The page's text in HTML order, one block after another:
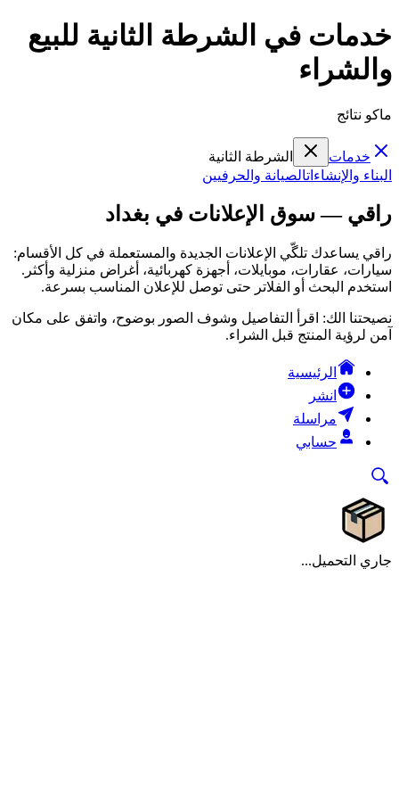
خدمات في الشرطة الثانية للبيع
والشراء
ماكو نتائج
خدمات
الشرطة الثانية
البناء والإنشاءاتالصيانة والحرفيين
راقي — سوق الإعلانات في بغداد
راقي يساعدك تلگّي الإعلانات الجديدة والمستعملة في كل الأقسام:
سيارات، عقارات، موبايلات، أجهزة كهربائية، أغراض منزلية وأكثر.
استخدم البحث أو الفلاتر حتى توصل للإعلان المناسب بسرعة.
نصيحتنا الك: اقرأ التفاصيل وشوف الصور بوضوح، واتفق على مكان
آمن لرؤية المنتج قبل الشراء.
الرئيسية
انشر
مراسلة
حسابي
جاري التحميل...